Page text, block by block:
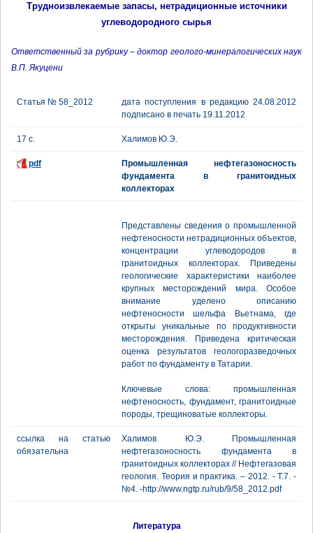
Трудноизвлекаемые запасы, нетрадиционные источники
углеводородного сырья
Ответственный за рубрику – доктор геолого-минералогических наук
В.П. Якуцени
Статья № 58_2012
дата поступления в редакцию 24.08.2012
подписано в печать 19.11.2012
17 с. Халимов Ю.Э.
pdf
Промышленная нефтегазоносность
фундамента в гранитоидных
коллекторах
Представлены сведения о промышленной
нефтеносности нетрадиционных объектов,
концентрации углеводородов в
гранитоидных коллекторах. Приведены
геологические характеристики наиболее
крупных месторождений мира. Особое
внимание уделено описанию
нефтеносности шельфа Вьетнама, где
открыты уникальные по продуктивности
месторождения. Приведена критическая
оценка результатов геологоразведочных
работ по фундаменту в Татарии.
Ключевые слова: промышленная
нефтеносность, фундамент, гранитоидные
породы, трещиноватые коллекторы.
ссылка на статью
обязательна
Халимов Ю.Э. Промышленная
нефтегазоносность фундамента в
гранитоидных коллекторах // Нефтегазовая
геология. Теория и практика. – 2012. - Т.7. -
№4. -http://www.ngtp.ru/rub/9/58_2012.pdf
Литература